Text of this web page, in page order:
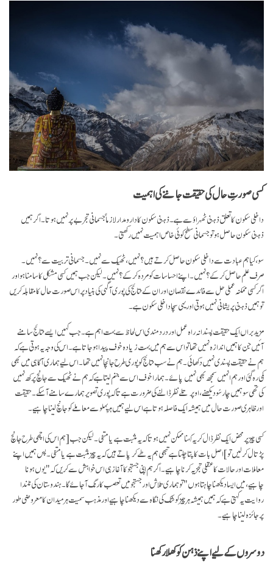
کسی صورتِ حال کی حقیقت جاننے کی اہمیت
داخلی سکون کا تعلق ذہنی ٹھہراؤ سے ہے۔ ذہنی سکون کا دارومدار لازماً جسمانی تجربے پر نہیں ہوتا۔ اگر ہمیں
ذہنی سکون حاصل ہو تو جسمانی سطح کوئی خاص اہمیت نہیں رکھتی۔
سو، کیا ہم عبادت سے داخلی سکون حاصل کرتے ہیں؟ نہیں، ٹھیک سے نہیں۔ جسمانی تربیت سے؟ نہیں۔
صرف علم حاصل کر کے؟ نہیں۔ اپنے احساسات کو مردہ کر کے؟ نہیں۔ لیکن جب ہمیں کسی مشکل کا سامنا ہو اور
اگر کسی ممکنہ عملی حل سے فائدے نقصان اور ان کے نتائج کی پوری آگہی کی بنیاد پر اس صورت حال کا مقابلہ کریں
تو ہمیں ذہنی پریشانی نہیں ہوتی اور یہی سچا داخلی سکون ہے۔
مزید براں ایک حقیقت پسندانہ راہ عمل اور درد مندی اس لحاظ سے بہت اہم ہے۔ جب کہیں ایسے نتائج سامنے
آئیں جن کا ہمیں اندازہ نہیں تھا تو اس سے ہم میں بہت زیادہ خوف پیدا ہو جاتا ہے۔ اس کی وجہ یہ ہوتی ہے کہ
ہم نے حقیقت پسندی نہیں دکھائی۔ ہم نے سب نتائج کو پوری طرح جانچا نہیں تھا۔ اس لیے ہماری آگاہی میں بھی
کمی رہ گئی اور ہم انہیں سمجھ بھی نہیں پائے۔ ہمارا خوف اس سے جنم لیتا ہے کہ ہم نے ٹھیک سے جانچ پرکھ نہیں
کی تھی سو ہمیں چار سُو دیکھنے، اوپر تلے نظر ڈالنے کی ضرورت ہے تاکہ پوری تصویر ہمارے سامنے آ سکے۔حقیقت
اور ظاہری صورت حال میں ہمیشہ ایک فاصلہ ہوتا ہے اس لیے ہمیں ہر پہلو سے معاملے کو جانچ لینا چاہیے۔
کسی چیز پر محض ایک نظر ڈال کر یہ کہنا ممکن نہیں ہوتا کہ یہ مثبت ہے یا منفی۔ لیکن جب[ہم اس کی اچھی طرح جانچ
پڑتال کرلیں تو]اصل بات کا پتا چلتا ہے تبھی ہم یہ طے کر پاتے ہیں کہ یہ چیز مثبت ہے یا منفی۔ پس ہمیں اپنے
معاملات اور حالات کا عقلی تجزیہ کرنا چاہیے۔اگر ہم اپنی جستجو کا آغاز ہی اس خواہش سے کریں کہ "یوں ہونا
چاہیے، میں ایسا دیکھنا چاہتا ہوں" تو ہماری تلاش اور جستجو میں تعصب کا رنگ آ جائے گا۔ ہندوستان کی نلندا
روایت یہ کہتی ہے کہ ہمیں ہمیشہ ہر چیز کو شک کی نگاہ سے دیکھنا چاہیے اور مذہب سمیت ہر میدان کا معروضی طور
پر جائزہ لینا چاہیے۔
دوسروں کے لیے اپنے ذہن کو کھلا رکھنا